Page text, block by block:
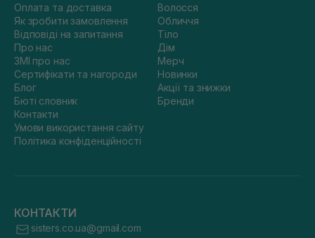
Оплата та доставка
Як зробити замовлення
Відповіді на запитання
Про нас
ЗМІ про нас
Сертифікати та нагороди
Блог
Бюті словник
Контакти
Умови використання сайту
Політика конфіденційності
Волосся
Обличчя
Тіло
Дім
Мерч
Новинки
Акції та знижки
Бренди
КОНТАКТИ
sisters.co.ua@gmail.com